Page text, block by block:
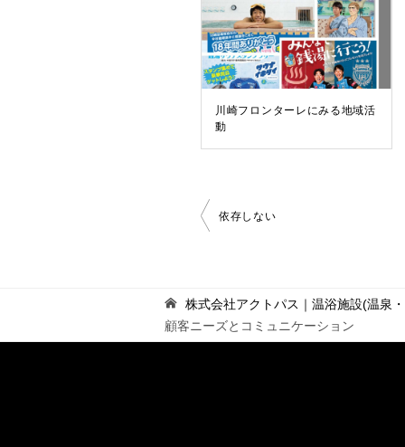
川崎フロンターレにみる地域活
動
投
稿
ゲ
ー
シ
依存しない
株式会社アクトパス｜温浴施設(温泉
顧客ニーズとコミュニケーション